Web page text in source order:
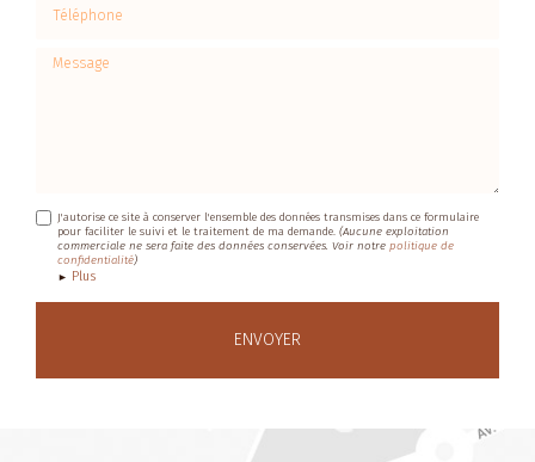
Message
J'autorise ce site à conserver l'ensemble des données transmises dans ce formulaire
pour faciliter le suivi et le traitement de ma demande.(Aucune exploitation
commerciale ne sera faite des données conservées. Voir notrepolitique de
confidentialité)
Plus